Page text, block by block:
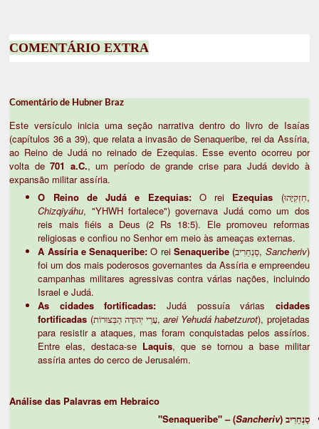
COMENTÁRIO EXTRA
Comentário de Hubner Braz
Este versículo inicia uma seção narrativa dentro do livro de Isaías
(capítulos 36 a 39), que relata a invasão de Senaqueribe, rei da Assíria,
ao Reino de Judá no reinado de Ezequias. Esse evento ocorreu por
volta de701 a.C., um período de grande crise para Judá devido à
expansão militar assíria.
O Reino de Judá e Ezequias:O rei Ezequias
(חִזְקִיָּהוּ,
Chizqiyáhu, "YHWH fortalece") governava Judá como um dos
reis mais fiéis a Deus (2 Rs 18:5). Ele promoveu reformas
religiosas e confiou no Senhor em meio às ameaças externas.
A Assíria e Senaqueribe: O reiSenaqueribe (סַנְחֵרִיב, Sancheriv)
foi um dos mais poderosos governantes da Assíria e empreendeu
campanhas militares agressivas contra várias nações, incluindo
Israel e Judá.
As cidades fortificadas: Judá possuía várias cidades
fortificadas
(עָרֵי יְהוּדָה הַבְּצוּרוֹת,arei Yehudá habetzurot), projetadas
para resistir a ataques, mas foram conquistadas pelos assírios.
Entre elas, destaca-se Laquis, que se tornou a base militar
assíria antes do cerco de Jerusalém.
Análise das Palavras em Hebraico
סַנְחֵרִיב (Sancheriv
) – "Senaqueribe"